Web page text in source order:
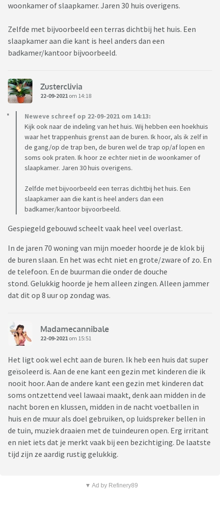
woonkamer of slaapkamer. Jaren 30 huis overigens.
Zelfde met bijvoorbeeld een terras dichtbij het huis. Een
slaapkamer aan die kant is heel anders dan een
badkamer/kantoor bijvoorbeeld.
Zusterclivia
22-09-2021 om 14:18
Neweve schreef op 22-09-2021 om 14:13:
Kijk ook naar de indeling van het huis. Wij hebben een hoekhuis
waar het trappenhuis grenst aan de buren. Ik hoor, als ik zelf in
de gang/op de trap ben, de buren wel de trap op/af lopen en
soms ook praten. Ik hoor ze echter niet in de woonkamer of
slaapkamer. Jaren 30 huis overigens.
Zelfde met bijvoorbeeld een terras dichtbij het huis. Een
slaapkamer aan die kant is heel anders dan een
badkamer/kantoor bijvoorbeeld.
Gespiegeld gebouwd scheelt vaak heel veel overlast.
In de jaren 70 woning van mijn moeder hoorde je de klok bij
de buren slaan. En het was echt niet en grote/zware of zo. En
de telefoon. En de buurman die onder de douche
stond. Gelukkig hoorde je hem alleen zingen. Alleen jammer
dat dit op 8 uur op zondag was.
Madamecannibale
22-09-2021 om 15:51
Het ligt ook wel echt aan de buren. Ik heb een huis dat super
geïsoleerd is. Aan de ene kant een gezin met kinderen die ik
nooit hoor. Aan de andere kant een gezin met kinderen dat
soms ontzettend veel lawaai maakt, denk aan midden in de
nacht boren en klussen, midden in de nacht voetballen in
huis en de muur als doel gebruiken, op luidspreker bellen in
de tuin, muziek draaien met de tuindeuren open. Erg irritant
en niet iets dat je merkt vaak bij een bezichtiging. De laatste
tijd zijn ze aardig rustig gelukkig.
▼ Ad by Refinery89